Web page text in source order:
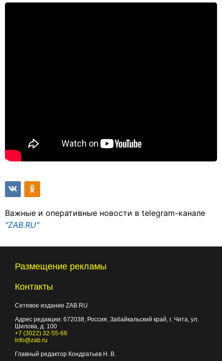
Важные и оперативные новости в telegram-канале
"ZAB.RU"
Размещение рекламы
Контакты
Сетевое издание ZAB.RU
Адрес редакции: 672038, Россия, Забайкальский край, г. Чита, ул.
Шилова, д. 100
+7 (3022) 32-55-66
info@zab.ru
Главный редактор Кондратьев Н. В.